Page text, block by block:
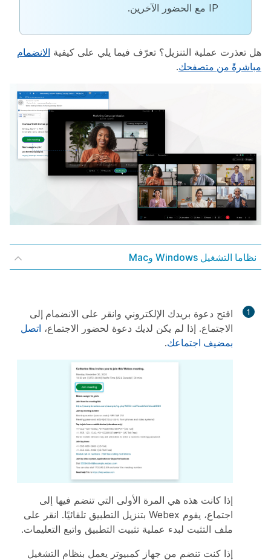
IP مع الحضور الآخرين.
هل تعذرت عملية التنزيل؟ تعرّف فيما يلي على كيفية الانضمام
مباشرةً من متصفحك.
نظاما التشغيل Windows وMac
1 افتح دعوة بريدك الإلكتروني وانقر على الانضمام إلى
الاجتماع. إذا لم يكن لديك دعوة لحضور الاجتماع، اتصل
بمضيف اجتماعك.
إذا كانت هذه هي المرة الأولى التي تنضم فيها إلى
اجتماع، يقوم Webex بتنزيل التطبيق تلقائيًا. انقر على
ملف التثبت لبدء عملية تثبيت التطبيق واتبع التعليمات.
إذا كنت تنضم من جهاز كمبيوتر يعمل بنظام التشغيل